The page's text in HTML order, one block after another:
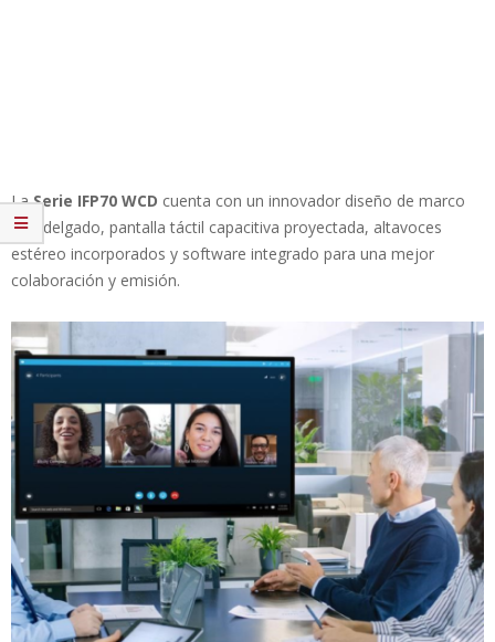
LaSerie IFP70 WCD cuenta con un innovador diseño de marco
ultradelgado, pantalla táctil capacitiva proyectada, altavoces
estéreo incorporados y software integrado para una mejor
colaboración y emisión.